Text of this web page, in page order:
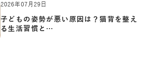
2026年07月29日
子どもの姿勢が悪い原因は？猫背を整え
る生活習慣と…